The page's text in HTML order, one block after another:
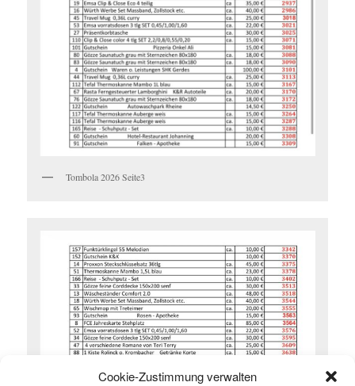
Cookie-Zustimmung verwalten
Tombola 2026 Seite3